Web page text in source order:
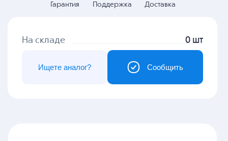
Гарантия Поддержка Доставка
На складе 0 шт
Сообщить
Ищете аналог?